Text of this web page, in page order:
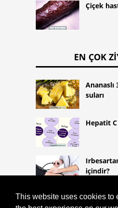
This website uses cookies to
Çiçek
EN ÇOK
suları
Hepatit
içindir?